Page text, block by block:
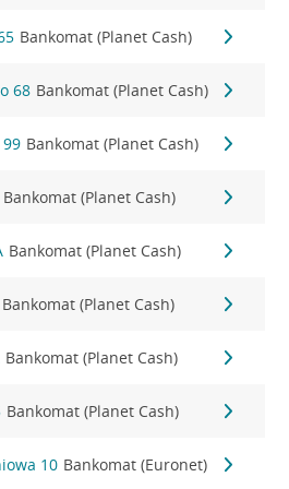
Bankomat (Planet Cash)
68 Bankomat (Planet Cash)
Bankomat (Planet Cash)
Bankomat (Planet Cash)
Bankomat (Planet Cash)
Bankomat (Planet Cash)
Bankomat (Planet Cash)
Bankomat (Planet Cash)
10 Bankomat (Euronet)